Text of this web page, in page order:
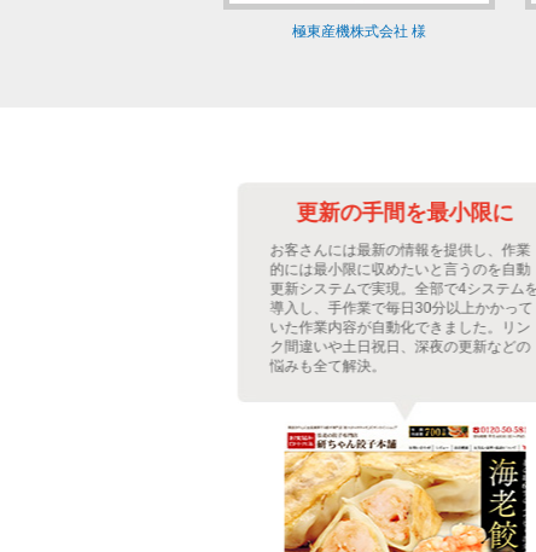
極東産機株式会社 様
更新の手間を最小限に
お客さんには最新の情報を提供し、作業
的には最小限に収めたいと言うのを自動
更新システムで実現。全部で4システムを
導入し、手作業で毎日30分以上かかって
いた作業内容が自動化できました。リン
ク間違いや土日祝日、深夜の更新などの
悩みも全て解決。